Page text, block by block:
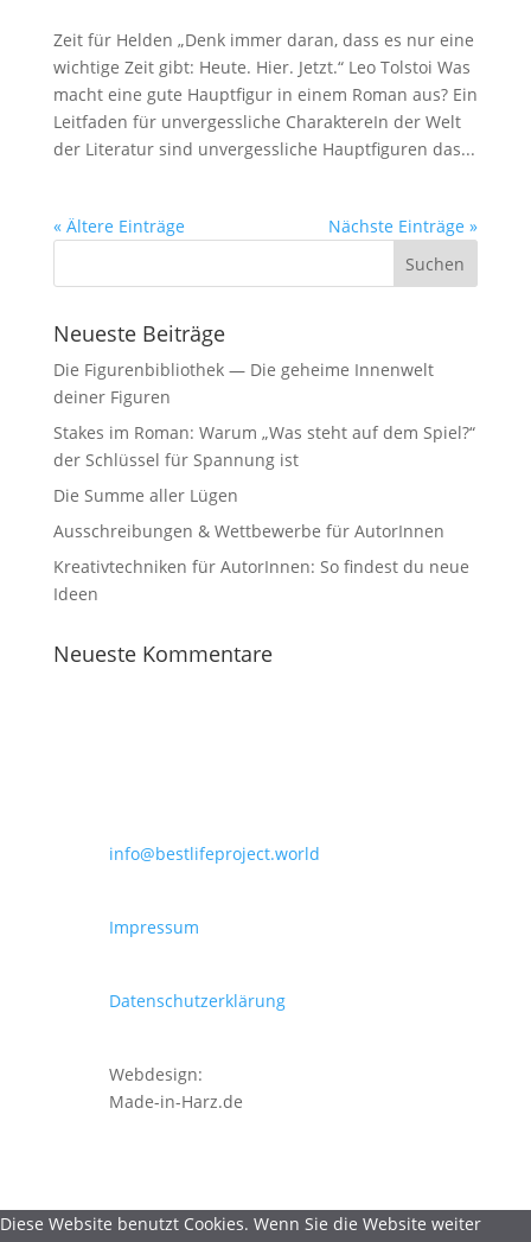
Zeit für Helden „Denk immer daran, dass es nur eine
wichtige Zeit gibt: Heute. Hier. Jetzt.“ Leo Tolstoi Was
macht eine gute Hauptfigur in einem Roman aus? Ein
Leitfaden für unvergessliche CharaktereIn der Welt
der Literatur sind unvergessliche Hauptfiguren das...
« Ältere Einträge Nächste Einträge »
Neueste Beiträge
Die Figurenbibliothek — Die geheime Innenwelt
deiner Figuren
Stakes im Roman: Warum „Was steht auf dem Spiel?“
der Schlüssel für Spannung ist
Die Summe aller Lügen
Ausschreibungen & Wettbewerbe für AutorInnen
Kreativtechniken für AutorInnen: So findest du neue
Ideen
Neueste Kommentare
info@bestlifeproject.world
Impressum
Datenschutzerklärung
Webdesign:
Made-in-Harz.de
Diese Website benutzt Cookies. Wenn Sie die Website weiter